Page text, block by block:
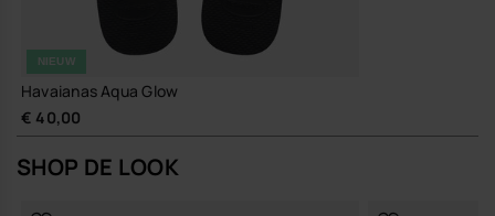
NIEUW
Havaianas Aqua Glow
€ 40,00
SHOP DE LOOK